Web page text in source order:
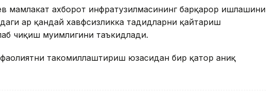
мамлакат ахборот инфратузилмасининг барқарор ишлашини
ҳар қандай хавфсизликка таҳдидларни қайтариш
чиқиш муҳимлигини таъкидлади.
фаолиятни такомиллаштириш юзасидан бир қатор аниқ